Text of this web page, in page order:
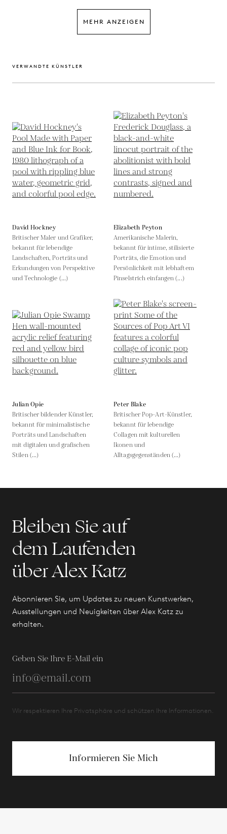
MEHR ANZEIGEN
VERWANDTE KÜNSTLER
David Hockney
Britischer Maler und Grafiker,
bekannt für lebendige
Landschaften, Porträts und
Erkundungen von Perspektive
und Technologie (...)
Elizabeth Peyton
Amerikanische Malerin,
bekannt für intime, stilisierte
Porträts, die Emotion und
Persönlichkeit mit lebhaftem
Pinselstrich einfangen (...)
Julian Opie
Britischer bildender Künstler,
bekannt für minimalistische
Porträts und Landschaften
mit digitalen und grafischen
Stilen (...)
Peter Blake
Britischer Pop-Art-Künstler,
bekannt für lebendige
Collagen mit kulturellen
Ikonen und
Alltagsgegenständen (...)
Bleiben Sie auf
dem Laufenden
über Alex Katz
Abonnieren Sie, um Updates zu neuen Kunstwerken,
Ausstellungen und Neuigkeiten über Alex Katz zu
erhalten.
Geben Sie Ihre E-Mail ein
Wir respektieren Ihre Privatsphäre und schützen Ihre Informationen.
Informieren Sie Mich